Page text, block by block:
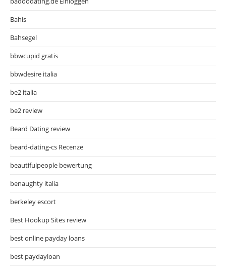
Bahis
Bahsegel
bbwcupid gratis
bbwdesire italia
be2 italia
be2 review
Beard Dating review
beard-dating-cs Recenze
beautifulpeople bewertung
benaughty italia
berkeley escort
Best Hookup Sites review
best online payday loans
best paydayloan